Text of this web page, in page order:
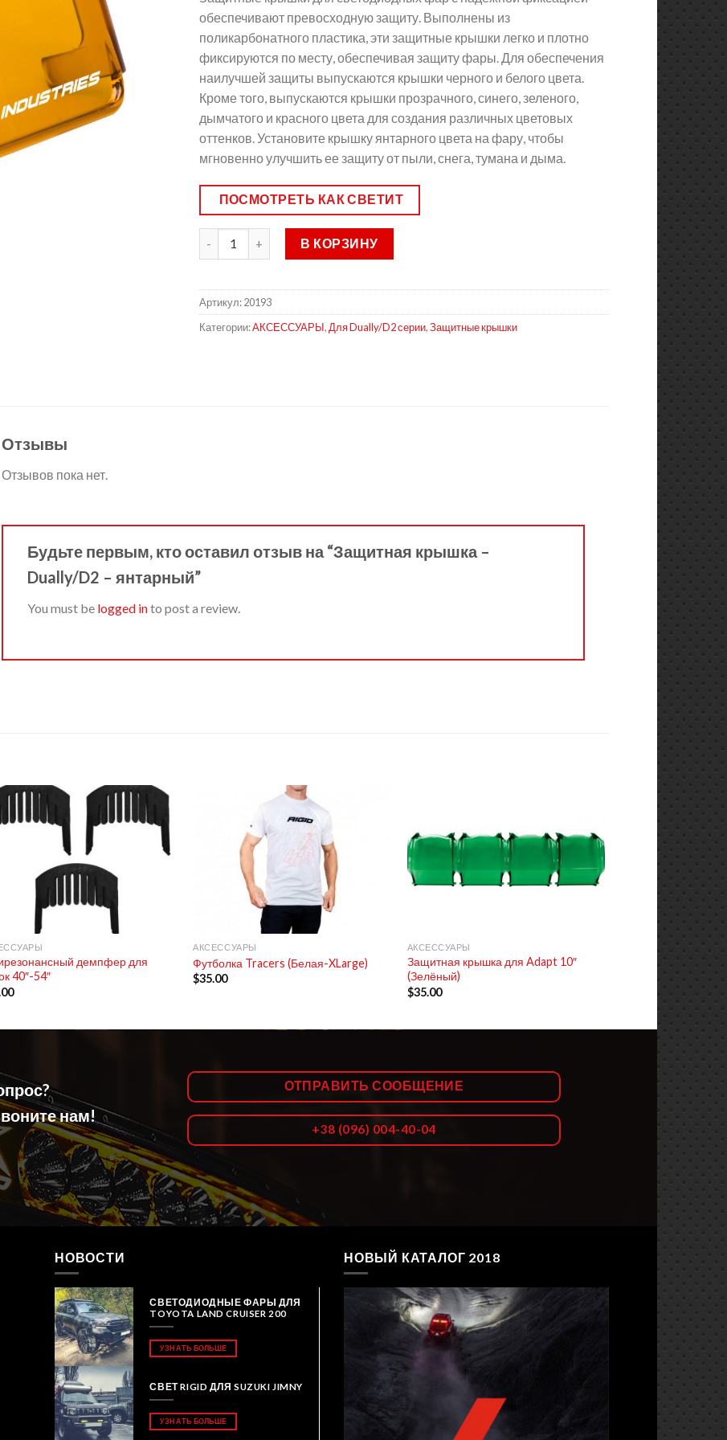
обеспечивают превосходную защиту. Выполнены из
поликарбонатного пластика, эти защитные крышки легко и плотно
фиксируются по месту, обеспечивая защиту фары. Для обеспечения
наилучшей защиты выпускаются крышки черного и белого цвета.
Кроме того, выпускаются крышки прозрачного, синего, зеленого,
дымчатого и красного цвета для создания различных цветовых
оттенков. Установите крышку янтарного цвета на фару, чтобы
мгновенно улучшить ее защиту от пыли, снега, тумана и дыма.
ПОСМОТРЕТЬ КАК СВЕТИТ
В КОРЗИНУ
Артикул:20193
Категории:АКСЕССУАРЫ, Для Dually/D2 серии,Защитные крышки
Отзывы
Отзывов пока нет.
Будьте первым, кто оставил отзыв на “Защитная крышка –
Dually/D2 – янтарный”
You must be logged into post a review.
демпфер для
40″-54″
АКСЕССУАРЫ
Футболка Tracers (Белая-XLarge)
$35.00
АКСЕССУАРЫ
Защитная крышка для Adapt 10″
(Зелёный)
$35.00
нам!
ОТПРАВИТЬ СООБЩЕНИЕ
+38 (096) 004-40-04
НОВОСТИ
СВЕТОДИОДНЫЕ ФАРЫ ДЛЯ
TOYOTA LAND CRUISER 200
УЗНАТЬ БОЛЬШЕ
СВЕТ RIGID ДЛЯ SUZUKI JIMNY
УЗНАТЬ БОЛЬШЕ
НОВЫЙ КАТАЛОГ 2018